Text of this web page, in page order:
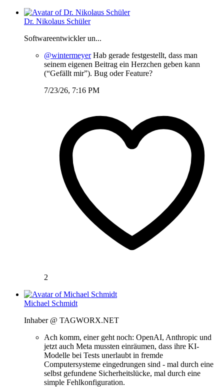
Dr. Nikolaus Schüler
Softwareentwickler un...
@wintermeyerHab gerade festgestellt, dass man
seinem eigenen Beitrag ein Herzchen geben kann
(“Gefällt mir”). Bug oder Feature?
7/23/26, 7:16 PM
2
Michael Schmidt
Inhaber @ TAGWORX.NET
Ach komm, einer geht noch: OpenAI, Anthropic und
jetzt auch Meta mussten einräumen, dass ihre KI-
Modelle bei Tests unerlaubt in fremde
Computersysteme eingedrungen sind - mal durch eine
selbst gefundene Sicherheitslücke, mal durch eine
simple Fehlkonfiguration.